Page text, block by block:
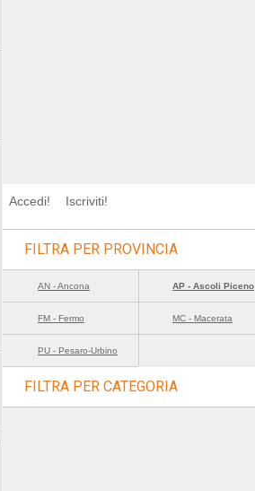
Accedi! Iscriviti!
FILTRA PER PROVINCIA
AN - Ancona AP - Ascoli Piceno
FM - Fermo MC - Macerata
PU - Pesaro-Urbino
FILTRA PER CATEGORIA